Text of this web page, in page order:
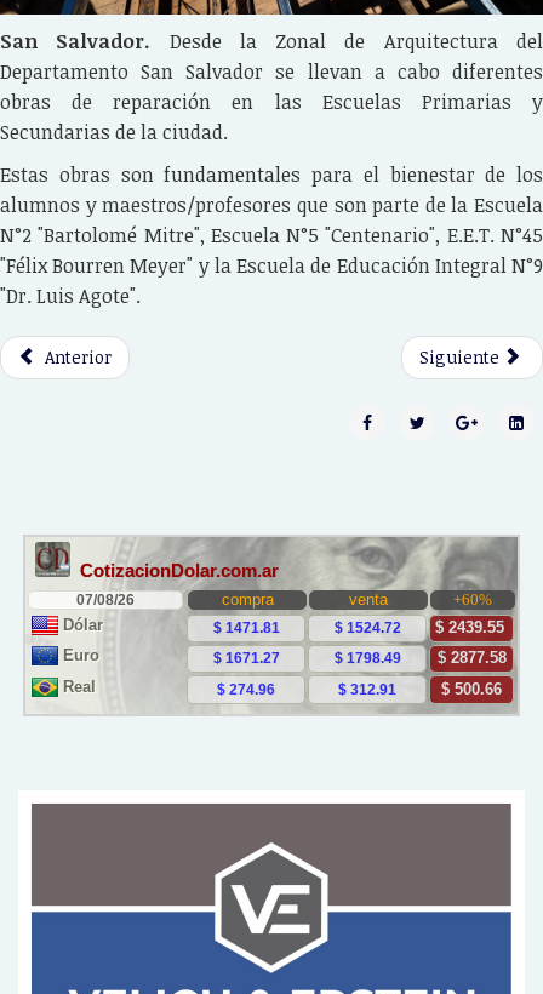
San Salvador. Desde la Zonal de Arquitectura del
Departamento San Salvador se llevan a cabo diferentes
obras de reparación en las Escuelas Primarias y
Secundarias de la ciudad.
Estas obras son fundamentales para el bienestar de los
alumnos y maestros/profesores que son parte de la Escuela
N°2 "Bartolomé Mitre", Escuela N°5 "Centenario", E.E.T. N°45
"Félix Bourren Meyer" y la Escuela de Educación Integral N°9
"Dr. Luis Agote".
Anterior Siguiente